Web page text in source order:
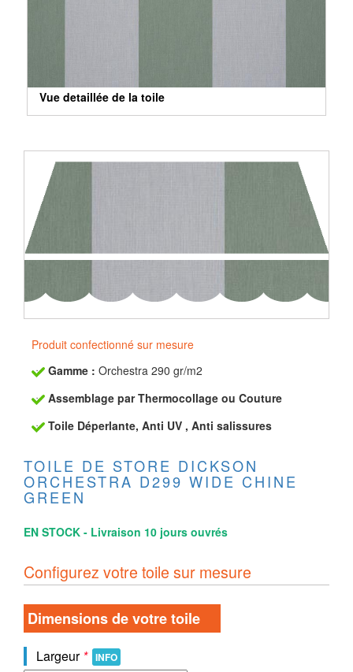
Vue detaillée de la toile
Produit confectionné sur mesure
Gamme : Orchestra 290 gr/m2
Assemblage par Thermocollage ou Couture
Toile Déperlante, Anti UV , Anti salissures
TOILE DE STORE DICKSON
ORCHESTRA D299 WIDE CHINE
GREEN
EN STOCK - Livraison 10 jours ouvrés
Configurez votre toile sur mesure
Dimensions de votre toile
Largeur * INFO